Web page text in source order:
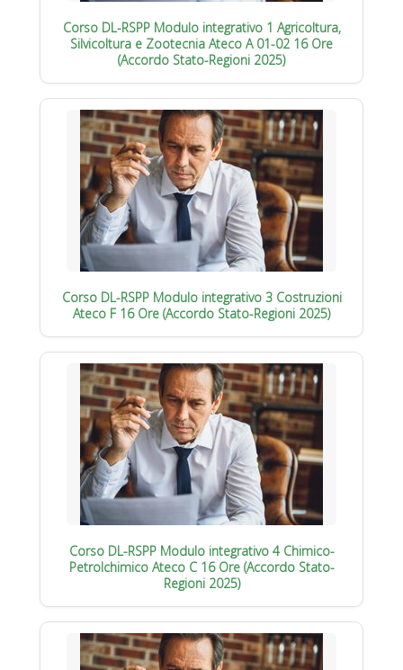
Corso DL-RSPP Modulo integrativo 1 Agricoltura,
Silvicoltura e Zootecnia Ateco A 01-02 16 Ore
(Accordo Stato-Regioni 2025)
Corso DL-RSPP Modulo integrativo 3 Costruzioni
Ateco F 16 Ore (Accordo Stato-Regioni 2025)
Corso DL-RSPP Modulo integrativo 4 Chimico-
Petrolchimico Ateco C 16 Ore (Accordo Stato-
Regioni 2025)